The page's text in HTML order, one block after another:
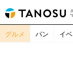
グルメ パン イ